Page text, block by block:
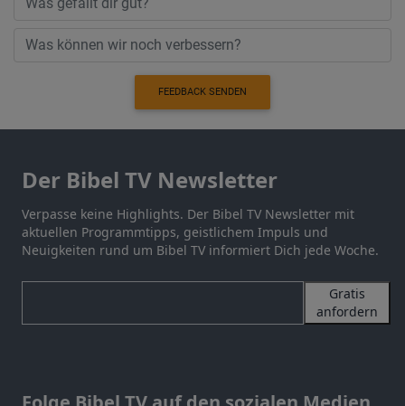
FEEDBACK SENDEN
Der Bibel TV Newsletter
Verpasse keine Highlights. Der Bibel TV Newsletter mit
aktuellen Programmtipps, geistlichem Impuls und
Neuigkeiten rund um Bibel TV informiert Dich jede Woche.
Gratis
anfordern